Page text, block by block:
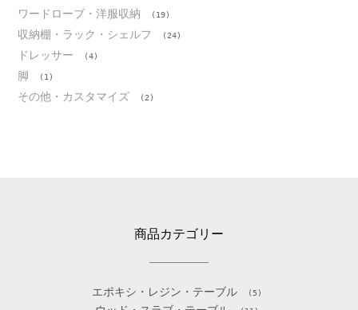
ワードローブ・洋服収納 (19)
収納棚・ラック・シェルフ (24)
ドレッサー (4)
脚 (1)
その他・カスタマイズ (2)
商品カテゴリー
エポキシ・レジン・テーブル (5)